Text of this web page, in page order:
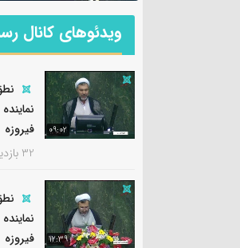
ویدئوهای کانال
09:02
فیروزه
32 بازدید
12:39
فیروزه